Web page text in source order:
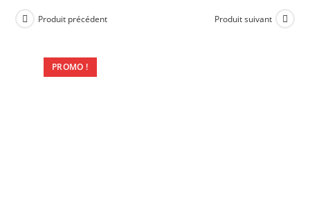
PROMO !
Produit précédent Produit suivant